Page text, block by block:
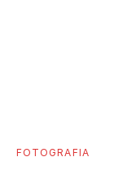
FOTOGRAFIA